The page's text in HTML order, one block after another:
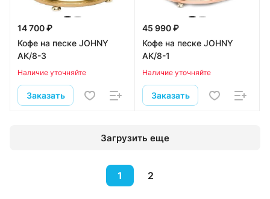
14 700 ₽
Кофе на песке JOHNY
AK/8-3
Наличие уточняйте
Заказать
45 990 ₽
Кофе на песке JOHNY
AK/8-1
Наличие уточняйте
Заказать
Загрузить еще
1 2